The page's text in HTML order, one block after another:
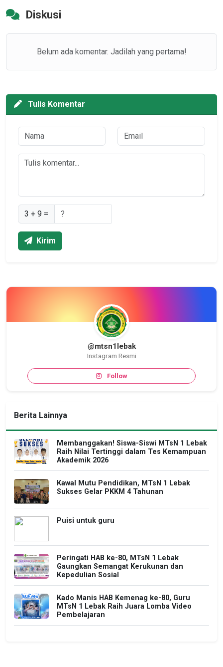
Diskusi
Belum ada komentar. Jadilah yang pertama!
Tulis Komentar
3 + 9 =
Kirim
@mtsn1lebak
Instagram Resmi
Follow
Berita Lainnya
Membanggakan! Siswa-Siswi MTsN 1 Lebak
Raih Nilai Tertinggi dalam Tes Kemampuan
Akademik 2026
Kawal Mutu Pendidikan, MTsN 1 Lebak
Sukses Gelar PKKM 4 Tahunan
Puisi untuk guru
Peringati HAB ke-80, MTsN 1 Lebak
Gaungkan Semangat Kerukunan dan
Kepedulian Sosial
Kado Manis HAB Kemenag ke-80, Guru
MTsN 1 Lebak Raih Juara Lomba Video
Pembelajaran